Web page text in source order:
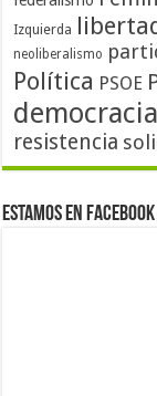
Izquierda
neoliberalismo
Política PSOE
democracia
resistencia
Estamos en Facebook